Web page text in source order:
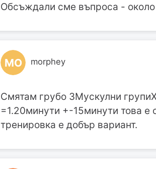
Обсъждали сме въпроса -
MO morphey
Смятам грубо 3Мускулни
=1.20минути +-15минути това е
тренировка е добър вариант.